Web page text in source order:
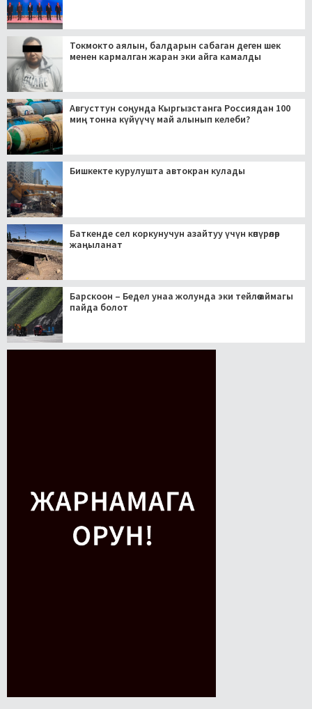
Токмокто аялын, балдарын сабаган деген шек
менен кармалган жаран эки айга камалды
Августтун соңунда Кыргызстанга Россиядан 100
миң тонна күйүүчү май алынып келеби?
Бишкекте курулушта автокран кулады
Баткенде сел коркунучун азайтуу үчүн көпүрөлөр
жаңыланат
Барскоон – Бедел унаа жолунда эки тейлөө аймагы
пайда болот